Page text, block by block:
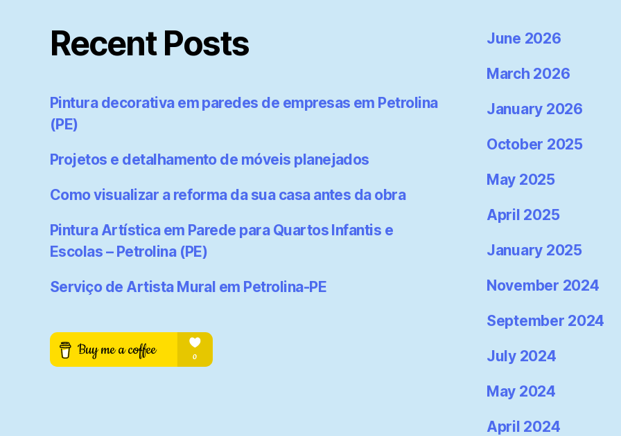
Recent Posts
Pintura decorativa em paredes de empresas em Petrolina
(PE)
Projetos e detalhamento de móveis planejados
Como visualizar a reforma da sua casa antes da obra
Pintura Artística em Parede para Quartos Infantis e
Escolas – Petrolina (PE)
Serviço de Artista Mural em Petrolina-PE
June 2026
March 2026
January 2026
October 2025
May 2025
April 2025
January 2025
November 2024
September 2024
July 2024
May 2024
April 2024